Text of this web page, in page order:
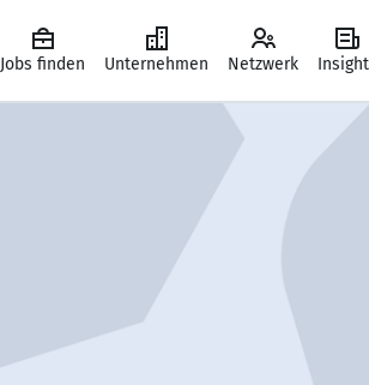
Jobs finden Unternehmen Netzwerk